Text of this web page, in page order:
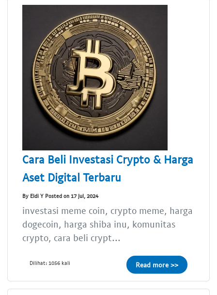
Cara Beli Investasi Crypto & Harga
Aset Digital Terbaru
By Eldi Y Posted on 17 Jul, 2024
investasi meme coin, crypto meme, harga
dogecoin, harga shiba inu, komunitas
crypto, cara beli crypt...
Dilihat: 1056 kali Read more >>